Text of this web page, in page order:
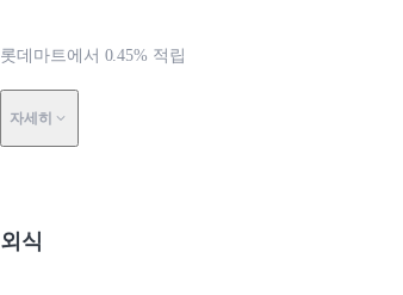
롯데마트에서 0.45% 적립
자세히
외식